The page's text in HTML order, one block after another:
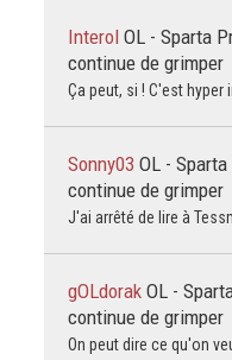
Interol OL - Sparta
continue de grimper
Ça peut, si ! C'est hyper
Sonny03 OL -
continue de grimper
J'ai arrêté de lire à
gOLdorak OL -
continue de grimper
On peut dire ce qu'on